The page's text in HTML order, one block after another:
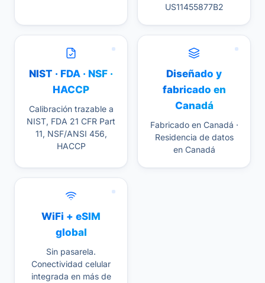
US11455877B2
NIST · FDA · NSF ·
HACCP
Calibración trazable a
NIST, FDA 21 CFR Part
11, NSF/ANSI 456,
HACCP
Diseñado y
fabricado en
Canadá
Fabricado en Canadá ·
Residencia de datos
en Canadá
WiFi + eSIM
global
Sin pasarela.
Conectividad celular
integrada en más de